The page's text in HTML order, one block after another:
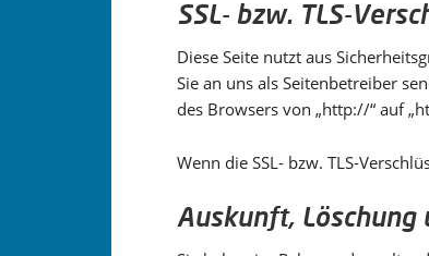
SSL- bzw. TLS-
Diese Seite nutzt aus
Sie an uns als Seitenbetreiber
des Browsers von „http://“ auf
Wenn die SSL- bzw. TLS-
Auskunft, Löschung